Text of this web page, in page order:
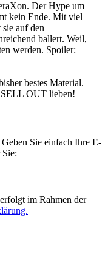
Der Hype um
kein Ende. Mit viel
sie auf den
ballert. Weil,
werden. Spoiler:
bestes Material.
OUT lieben!
Sie einfach Ihre E-
im Rahmen der